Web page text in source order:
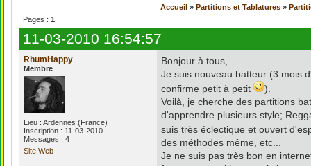
Accueil » Partitions et Tablatures »
Pages : 1
11-03-2010 16:54:57
RhumHappy
Membre
Lieu : Ardennes (France)
Inscription : 11-03-2010
Messages : 4
Site Web
Bonjour à tous,
Je suis nouveau batteur (3 mois
confirme petit à petit
).
Voilà, je cherche des partitions
d'apprendre plusieurs style;
suis très éclectique et ouvert
des méthodes même, etc...
Je ne suis pas très bon en